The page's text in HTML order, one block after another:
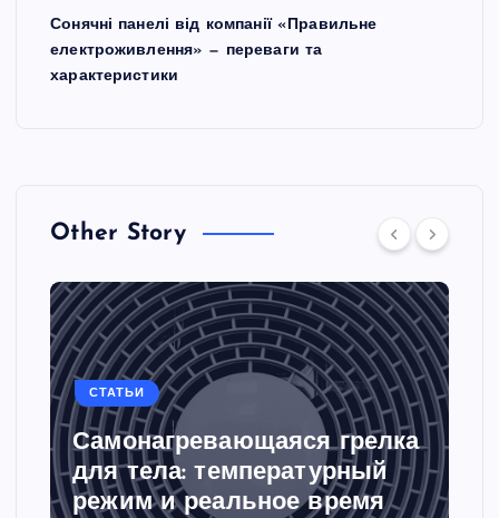
Сонячні панелі від компанії «Правильне
електроживлення» — переваги та
характеристики
Other Story
СТАТЬИ
Самонагревающаяся грелка
для тела: температурный
режим и реальное время